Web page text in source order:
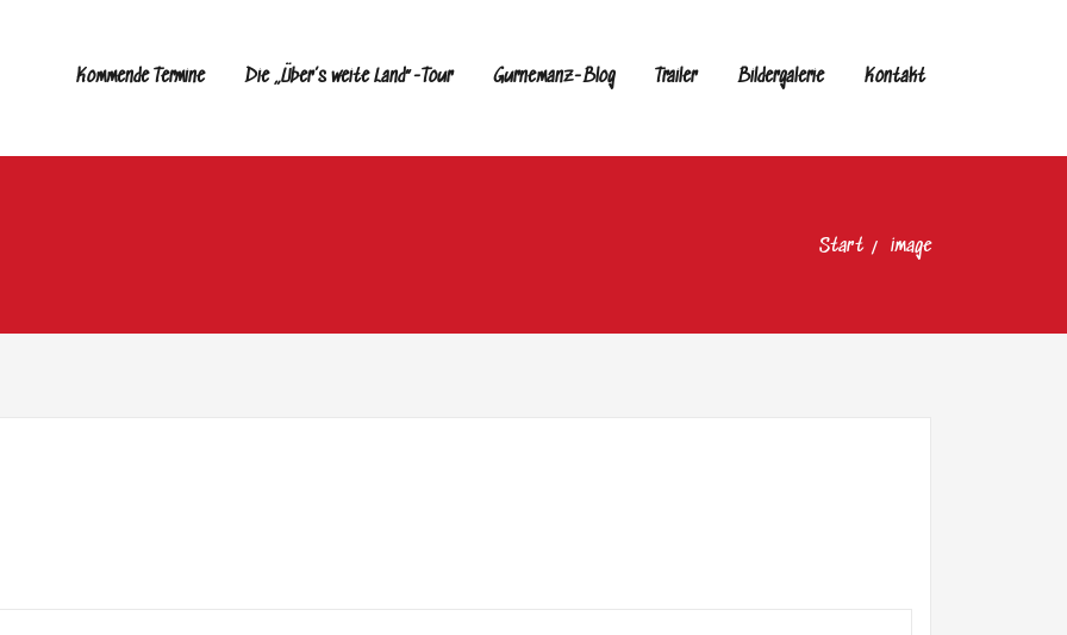
Kommende Termine Die „Über’s weite Land“-Tour Gurnemanz-Blog Trailer Bildergalerie Kontakt
Start image